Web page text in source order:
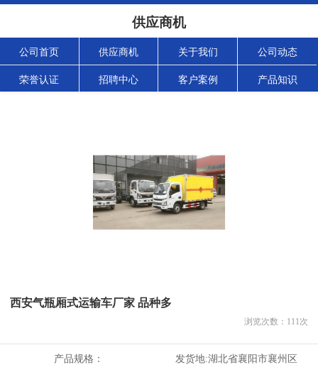
供应商机
公司首页 供应商机 关于我们 公司动态
荣誉认证 招聘中心 客户案例 产品知识
西安气瓶厢式运输车厂家 品种多
浏览次数： 111次
产品规格： 发货地:湖北省襄阳市襄州区